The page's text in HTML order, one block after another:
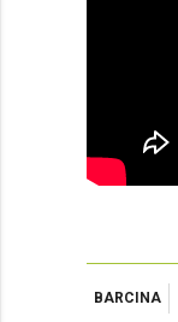
BARCINA